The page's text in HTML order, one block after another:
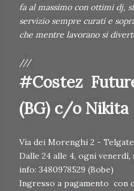
fa al massimo con ottimi dj,
servizio sempre curati e
che mentre lavorano si
///
#Costez
(BG) c/o Nikita
Via dei Morenghi 2 -
Dalle 24 alle 4, ogni
info: 3480978529 (Bobe)
Ingresso a pagamento con